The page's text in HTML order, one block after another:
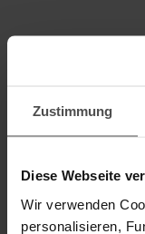
Zustimmung
Diese Webseite
Wir verwenden
personalisieren,